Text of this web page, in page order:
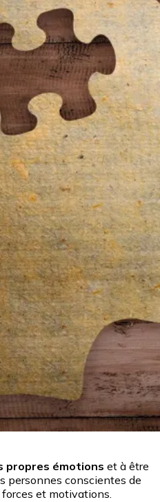
propres émotions et à être
personnes conscientes de
et motivations.